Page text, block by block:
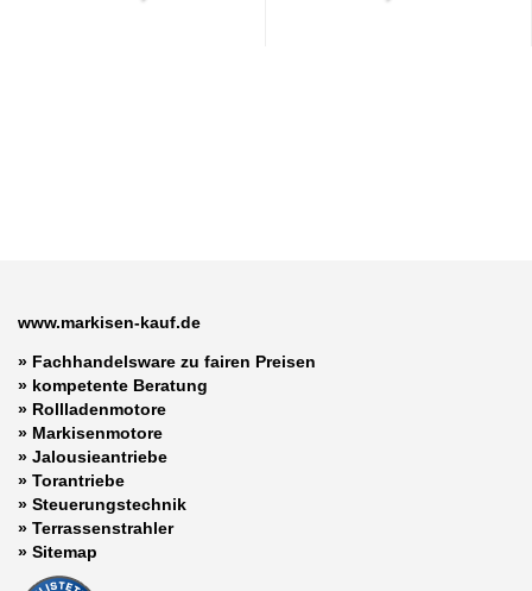
www.markisen-kauf.de
» Fachhandelsware zu fairen Preisen
» kompetente Beratung
» Rollladenmotore
» Markisenmotore
» Jalousieantriebe
» Torantriebe
» Steuerungstechnik
» Terrassenstrahler
» Sitemap